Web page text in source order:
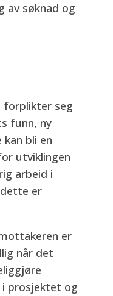
av søknad og
forplikter seg
funn, ny
bli en
utviklingen
arbeid i
er
er
når det
i prosjektet og